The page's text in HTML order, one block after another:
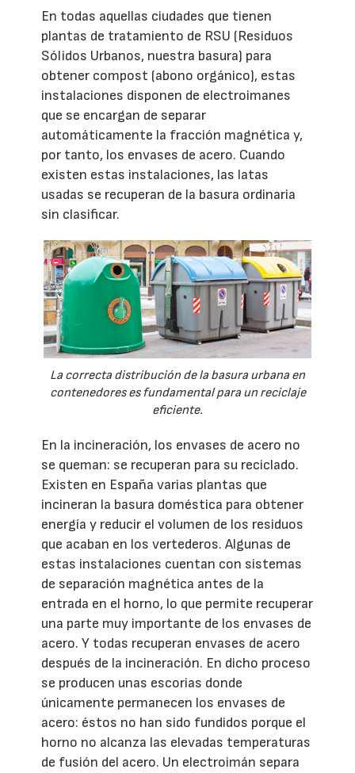
En todas aquellas ciudades que tienen
plantas de tratamiento de RSU (Residuos
Sólidos Urbanos, nuestra basura) para
obtener compost (abono orgánico), estas
instalaciones disponen de electroimanes
que se encargan de separar
automáticamente la fracción magnética y,
por tanto, los envases de acero. Cuando
existen estas instalaciones, las latas
usadas se recuperan de la basura ordinaria
sin clasificar.
La correcta distribución de la basura urbana en
contenedores es fundamental para un reciclaje
eficiente.
En la incineración, los envases de acero no
se queman: se recuperan para su reciclado.
Existen en España varias plantas que
incineran la basura doméstica para obtener
energía y reducir el volumen de los residuos
que acaban en los vertederos. Algunas de
estas instalaciones cuentan con sistemas
de separación magnética antes de la
entrada en el horno, lo que permite recuperar
una parte muy importante de los envases de
acero. Y todas recuperan envases de acero
después de la incineración. En dicho proceso
se producen unas escorias donde
únicamente permanecen los envases de
acero: éstos no han sido fundidos porque el
horno no alcanza las elevadas temperaturas
de fusión del acero. Un electroimán separa